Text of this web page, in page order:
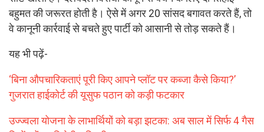
बहुमत की जरूरत होती है। ऐसे में अगर 20 सांसद बगावत करते हैं, तो
वे कानूनी कार्रवाई से बचते हुए पार्टी को आसानी से तोड़ सकते हैं।
यह भी पढ़ें-
‘बिना औपचारिकताएं पूरी किए आपने प्लॉट पर कब्जा कैसे किया?’
गुजरात हाईकोर्ट की यूसुफ पठान को कड़ी फटकार
उज्ज्वला योजना के लाभार्थियों को बड़ा झटका: अब साल में सिर्फ 4 गैस